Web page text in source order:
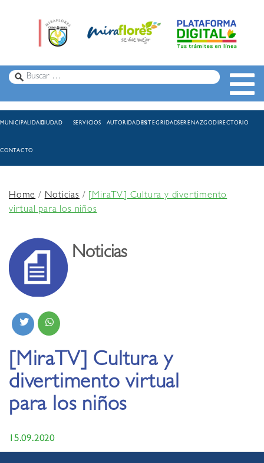
MUNICIPALIDADCIUDAD SERVICIOS AUTORIDADESINTEGRIDADSERENAZGODIRECTORIO
CONTACTO
Home/Noticias /
[MiraTV] Cultura y divertimento
virtual para los niños
Noticias
[MiraTV] Cultura y
divertimento virtual
para los niños
15.09.2020